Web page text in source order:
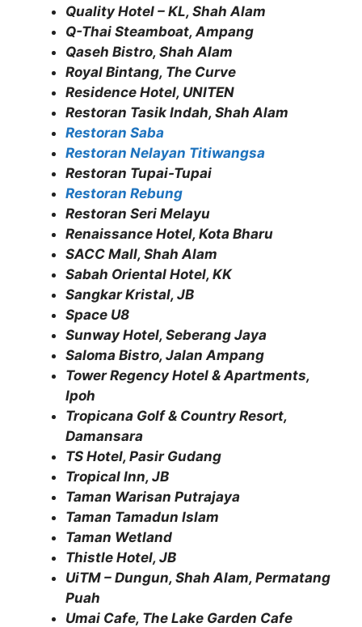
Quality Hotel – KL, Shah Alam
Q-Thai Steamboat, Ampang
Qaseh Bistro, Shah Alam
Royal Bintang, The Curve
Residence Hotel, UNITEN
Restoran Tasik Indah, Shah Alam
Restoran Saba
Restoran Nelayan Titiwangsa
Restoran Tupai-Tupai
Restoran Rebung
Restoran Seri Melayu
Renaissance Hotel, Kota Bharu
SACC Mall, Shah Alam
Sabah Oriental Hotel, KK
Sangkar Kristal, JB
Space U8
Sunway Hotel, Seberang Jaya
Saloma Bistro, Jalan Ampang
Tower Regency Hotel & Apartments,
Ipoh
Tropicana Golf & Country Resort,
Damansara
TS Hotel, Pasir Gudang
Tropical Inn, JB
Taman Warisan Putrajaya
Taman Tamadun Islam
Taman Wetland
Thistle Hotel, JB
UiTM – Dungun, Shah Alam, Permatang
Puah
Umai Cafe, The Lake Garden Cafe